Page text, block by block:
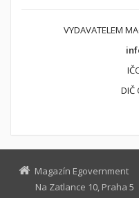
VYDAVATELEM
DIČ
Magazín Egovernment
Na Zatlance 10, Praha 5